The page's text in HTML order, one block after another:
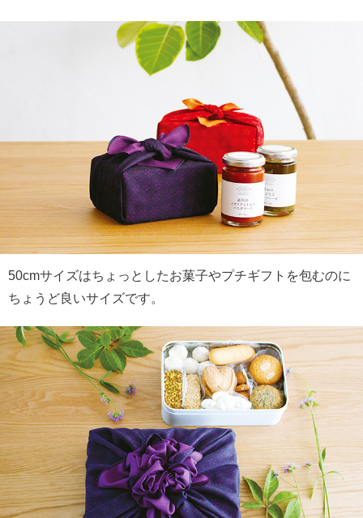
50cmサイズはちょっとしたお菓子やプチギフトを包むのに
ちょうど良いサイズです。